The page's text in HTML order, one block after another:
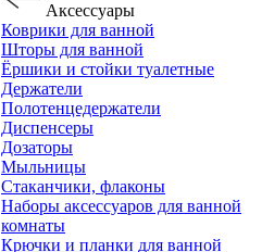
Аксессуары
Коврики для ванной
Шторы для ванной
Ёршики и стойки туалетные
Держатели
Полотенцедержатели
Диспенсеры
Дозаторы
Мыльницы
Стаканчики, флаконы
Наборы аксессуаров для ванной
комнаты
Крючки и планки для ванной